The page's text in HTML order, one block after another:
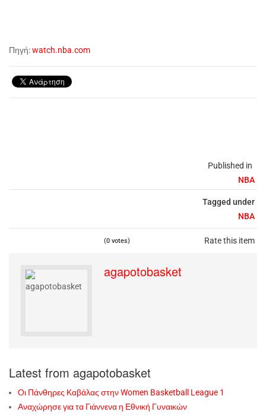
Published in
NBA
Tagged under
NBA
Rate this item
(0 votes)
Πηγή:watch.nba.com
agapotobasket
Latest from agapotobasket
Οι Πάνθηρες Καβάλας στην Women Basketball League 1
Αναχώρησε για τα Γιάννενα η Εθνική Γυναικών